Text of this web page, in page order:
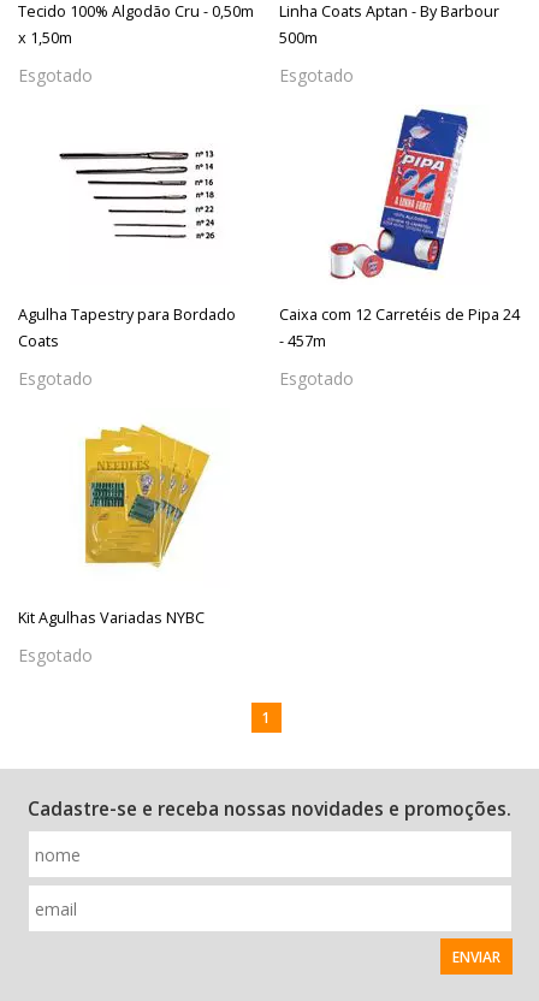
Tecido 100% Algodão Cru - 0,50m
x 1,50m
Esgotado
Linha Coats Aptan - By Barbour
500m
Esgotado
Agulha Tapestry para Bordado
Coats
Esgotado
Caixa com 12 Carretéis de Pipa 24
- 457m
Esgotado
Kit Agulhas Variadas NYBC
Esgotado
1
Cadastre-se e receba nossas novidades e promoções.
ENVIAR